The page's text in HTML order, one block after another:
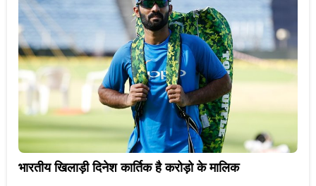
भारतीय खिलाड़ी दिनेश कार्तिक है करोड़ो के मालिक